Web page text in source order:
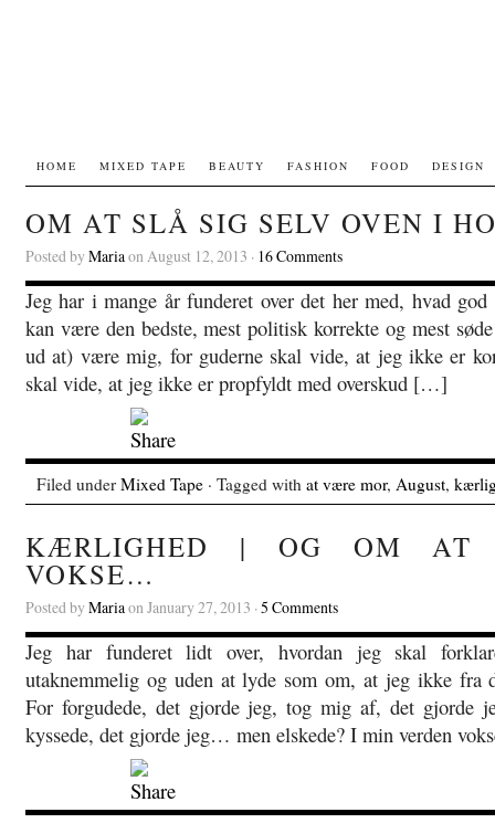
HOME MIXED TAPE BEAUTY FASHION FOOD DESIGN
OM AT SLÅ SIG SELV OVEN I
Posted byMariaon August 12, 2013 · 16 Comments
Jeg har i mange år funderet over det her med, hvad god
kan være den bedste, mest politisk korrekte og mest
ud at) være mig, for guderne skal vide, at jeg ikke er
skal vide, at jeg ikke er propfyldt med overskud […]
Filed under Mixed Tape · Tagged with at være mor, August,
KÆRLIGHED | OG OM AT
VOKSE…
Posted byMariaon January 27, 2013 ·5 Comments
Jeg har funderet lidt over, hvordan jeg skal
utaknemmelig og uden at lyde som om, at jeg ikke fra
For forgudede, det gjorde jeg, tog mig af, det gjorde
kyssede, det gjorde jeg… men elskede? I min verden